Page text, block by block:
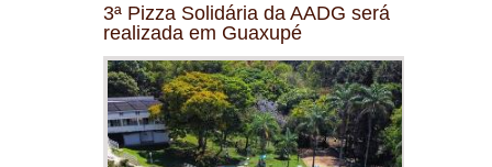
3ª Pizza Solidária da AADG será
realizada em Guaxupé